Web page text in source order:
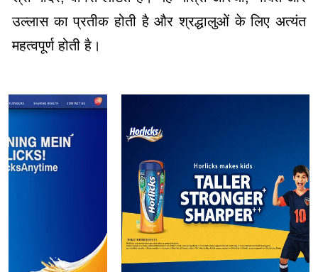
उल्लास का प्रतीक होती है और श्रद्धालुओं के लिए अत्यंत
महत्वपूर्ण होती है।